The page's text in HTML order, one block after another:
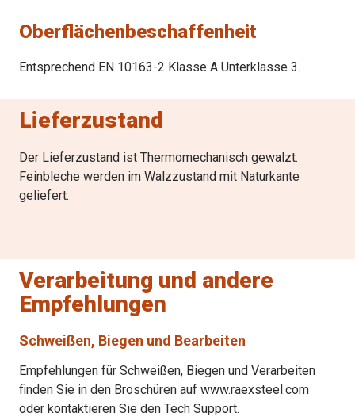
Oberflächenbeschaffenheit
Entsprechend EN 10163-2 Klasse A Unterklasse 3.
Lieferzustand
Der Lieferzustand ist Thermomechanisch gewalzt.
Feinbleche werden im Walzzustand mit Naturkante
geliefert.
Verarbeitung und andere
Empfehlungen
Schweißen, Biegen und Bearbeiten
Empfehlungen für Schweißen, Biegen und Verarbeiten
finden Sie in den Broschüren auf www.raexsteel.com
oder kontaktieren Sie den Tech Support.